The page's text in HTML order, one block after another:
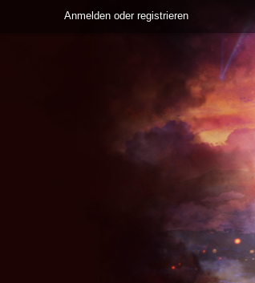
Anmelden oder registrieren